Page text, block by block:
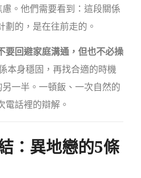
。他們需要看到：這段關係
劃的，是在往前走的。
要回避家庭溝通，但也不必操
本身穩固，再找合適的時機
一半。一頓飯、一次自然的
電話裡的辯解。
：異地戀的5條